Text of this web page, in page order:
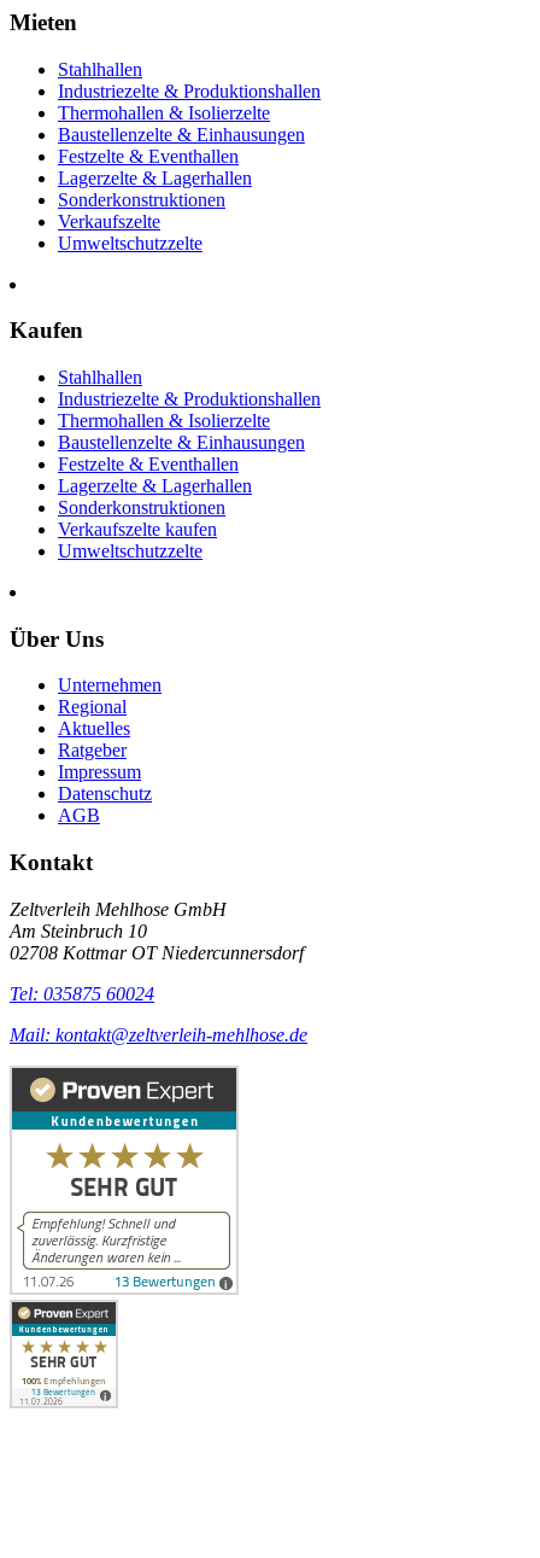
Mieten
Stahlhallen
Industriezelte & Produktionshallen
Thermohallen & Isolierzelte
Baustellenzelte & Einhausungen
Festzelte & Eventhallen
Lagerzelte & Lagerhallen
Sonderkonstruktionen
Verkaufszelte
Umweltschutzzelte
Kaufen
Stahlhallen
Industriezelte & Produktionshallen
Thermohallen & Isolierzelte
Baustellenzelte & Einhausungen
Festzelte & Eventhallen
Lagerzelte & Lagerhallen
Sonderkonstruktionen
Verkaufszelte kaufen
Umweltschutzzelte
Über Uns
Unternehmen
Regional
Aktuelles
Ratgeber
Impressum
Datenschutz
AGB
Kontakt
Zeltverleih Mehlhose GmbH
Am Steinbruch 10
02708 Kottmar OT Niedercunnersdorf
Tel: 035875 60024
Mail: kontakt@zeltverleih-mehlhose.de